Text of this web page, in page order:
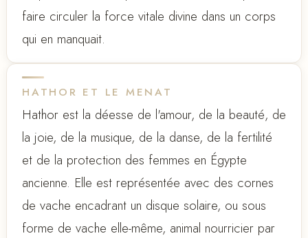
faire circuler la force vitale divine dans un corps
qui en manquait.
HATHOR ET LE MENAT
Hathor est la déesse de l'amour, de la beauté, de
la joie, de la musique, de la danse, de la fertilité
et de la protection des femmes en Égypte
ancienne. Elle est représentée avec des cornes
de vache encadrant un disque solaire, ou sous
forme de vache elle-même, animal nourricier par